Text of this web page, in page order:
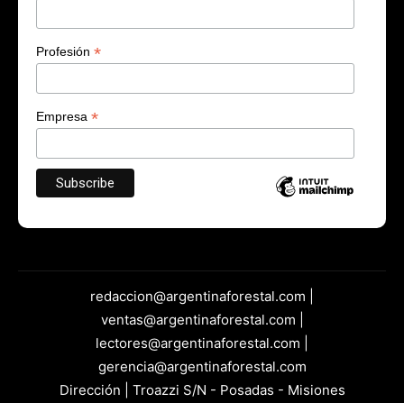
Profesión *
Empresa *
redaccion@argentinaforestal.com |
ventas@argentinaforestal.com |
lectores@argentinaforestal.com |
gerencia@argentinaforestal.com
Dirección | Troazzi S/N - Posadas - Misiones